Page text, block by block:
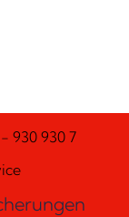
- 930 930 7